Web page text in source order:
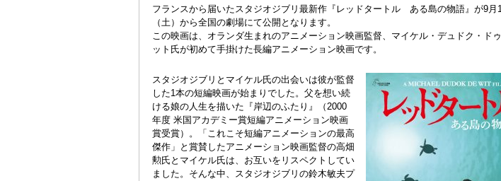
フランスから届いたスタジオジブリ最新作『レッドタートル ある島の物語』が9月
（土）から全国の劇場にて公開となります。
この映画は、オランダ生まれのアニメーション映画監督、マイケル・デュドク・ド
ット氏が初めて手掛けた長編アニメーション映画です。
スタジオジブリとマイケル氏の出会いは彼が監督
した1本の短編映画が始まりでした。父を想い続
ける娘の人生を描いた『岸辺のふたり』（2000
年度 米国アカデミー賞短編アニメーション映画
賞受賞）。「これこそ短編アニメーションの最高
傑作」と賞賛したアニメーション映画監督の高畑
勲氏とマイケル氏は、お互いをリスペクトしてい
ました。そんな中、スタジオジブリの鈴木敏夫プ